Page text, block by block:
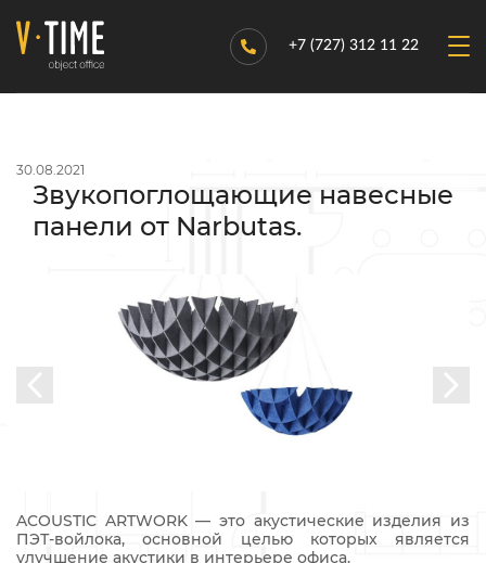
+7 (727) 312 11 22
30.08.2021
Звукопоглощающие навесные
панели от Narbutas.
ACOUSTIC ARTWORK — это акустические изделия из
ПЭТ-войлока, основной целью которых является
улучшение акустики в интерьере офиса.